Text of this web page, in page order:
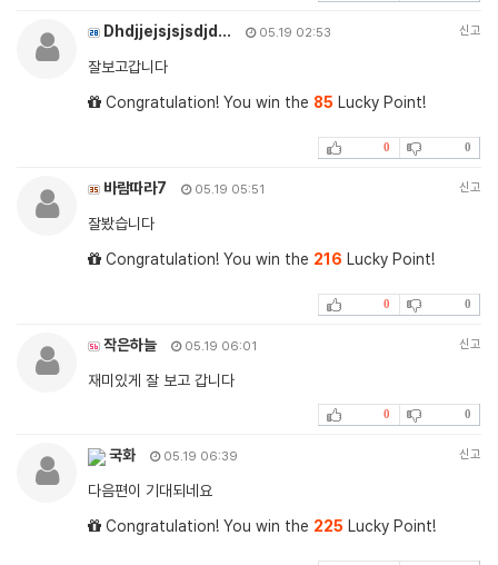
Dhdjjejsjsjsdjd… 05.19 02:53 신고
잘보고갑니다
Congratulation! You win the 85 Lucky Point!
0 0
바람따라7 05.19 05:51 신고
잘봤습니다
Congratulation! You win the 216 Lucky Point!
0 0
작은하늘 05.19 06:01 신고
재미있게 잘 보고 갑니다
0 0
국화 05.19 06:39 신고
다음편이 기대되네요
Congratulation! You win the 225 Lucky Point!